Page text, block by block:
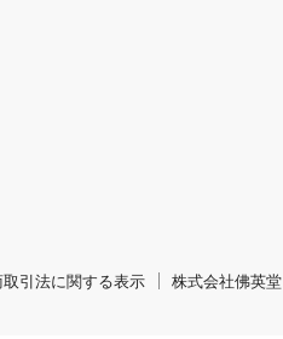
引法に関する表示 株式会社佛英堂